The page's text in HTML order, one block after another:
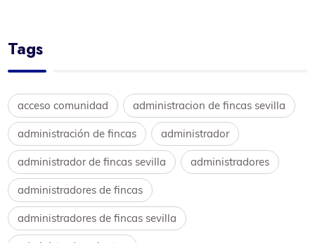
Tags
acceso comunidad administracion de fincas sevilla
administración de fincas administrador
administrador de fincas sevilla administradores
administradores de fincas
administradores de fincas sevilla